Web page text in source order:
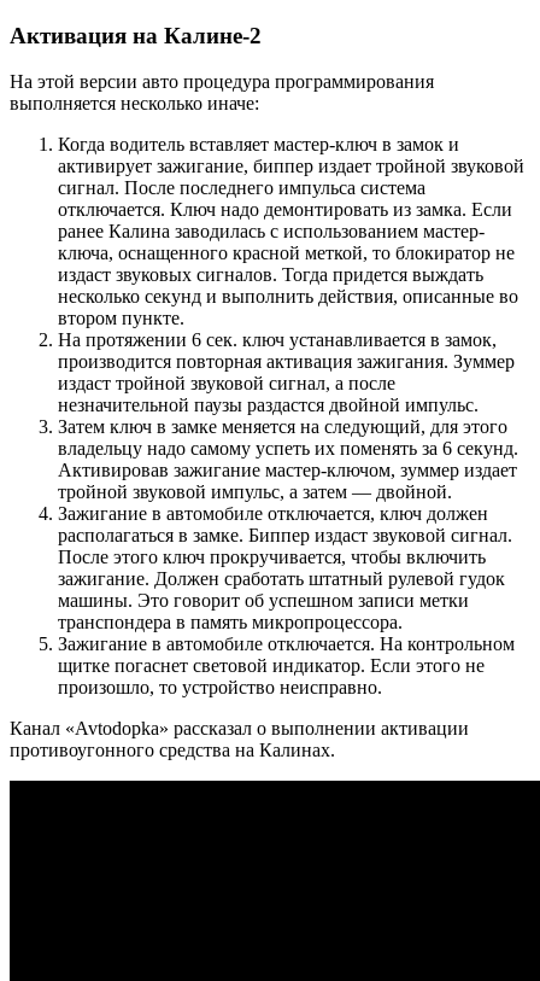
Активация на Калине-2
На этой версии авто процедура программирования
выполняется несколько иначе:
Когда водитель вставляет мастер-ключ в замок и
активирует зажигание, биппер издает тройной звуковой
сигнал. После последнего импульса система
отключается. Ключ надо демонтировать из замка. Если
ранее Калина заводилась с использованием мастер-
ключа, оснащенного красной меткой, то блокиратор не
издаст звуковых сигналов. Тогда придется выждать
несколько секунд и выполнить действия, описанные во
втором пункте.
На протяжении 6 сек. ключ устанавливается в замок,
производится повторная активация зажигания. Зуммер
издаст тройной звуковой сигнал, а после
незначительной паузы раздастся двойной импульс.
Затем ключ в замке меняется на следующий, для этого
владельцу надо самому успеть их поменять за 6 секунд.
Активировав зажигание мастер-ключом, зуммер издает
тройной звуковой импульс, а затем — двойной.
Зажигание в автомобиле отключается, ключ должен
располагаться в замке. Биппер издаст звуковой сигнал.
После этого ключ прокручивается, чтобы включить
зажигание. Должен сработать штатный рулевой гудок
машины. Это говорит об успешном записи метки
транспондера в память микропроцессора.
Зажигание в автомобиле отключается. На контрольном
щитке погаснет световой индикатор. Если этого не
произошло, то устройство неисправно.
Канал «Avtodopka» рассказал о выполнении активации
противоугонного средства на Калинах.